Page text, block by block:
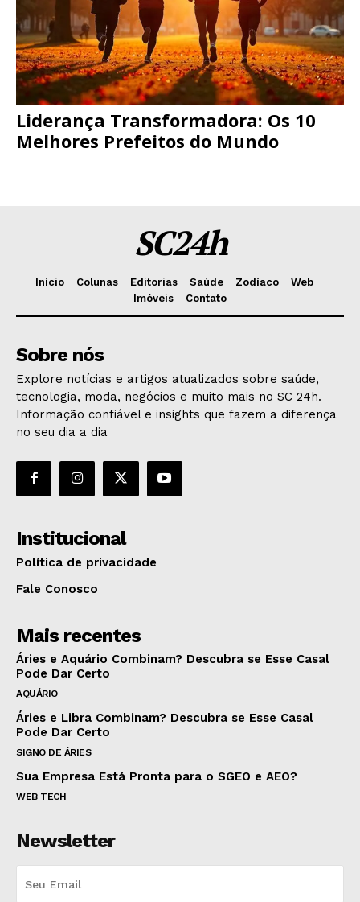
Liderança Transformadora: Os 10
Melhores Prefeitos do Mundo
SC24h
Início Colunas Editorias Saúde Zodíaco
Web
Imóveis
Contato
Sobre nós
Explore notícias e artigos atualizados sobre saúde,
tecnologia, moda, negócios e muito mais no SC 24h.
Informação confiável e insights que fazem a diferença
no seu dia a dia
Institucional
Política de privacidade
Fale Conosco
Mais recentes
Áries e Aquário Combinam? Descubra se Esse Casal
Pode Dar Certo
AQUÁRIO
Áries e Libra Combinam? Descubra se Esse Casal
Pode Dar Certo
SIGNO DE ÁRIES
Sua Empresa Está Pronta para o SGEO e AEO?
WEB TECH
Newsletter